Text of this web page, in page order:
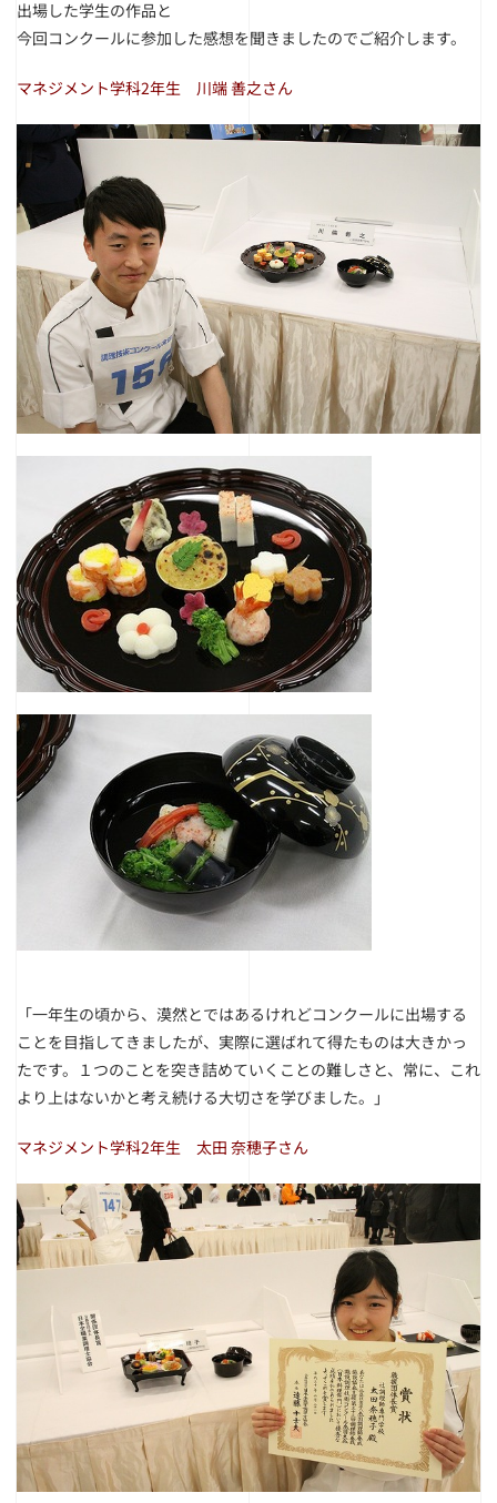
出場した学生の作品と
今回コンクールに参加した感想を聞きましたのでご紹介します。
マネジメント学科2年生 川端 善之さん
「一年生の頃から、漠然とではあるけれどコンクールに出場する
ことを目指してきましたが、実際に選ばれて得たものは大きかっ
たです。１つのことを突き詰めていくことの難しさと、常に、これ
より上はないかと考え続ける大切さを学びました。」
マネジメント学科2年生 太田 奈穂子さん